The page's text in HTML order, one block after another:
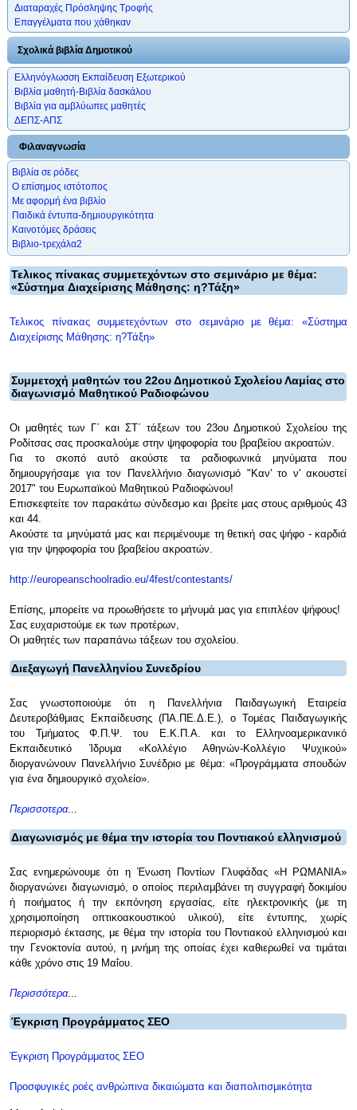
Διαταραχές Πρόσληψης Τροφής
Επαγγέλματα που χάθηκαν
Σχολικά βιβλία Δημοτικού
Ελληνόγλωσση Εκπαίδευση Εξωτερικού
Βιβλία μαθητή-Βιβλία δασκάλου
Βιβλία για αμβλύωπες μαθητές
ΔΕΠΣ-ΑΠΣ
Φιλαναγνωσία
Βιβλία σε ρόδες
Ο επίσημος ιστότοπος
Με αφορμή ένα βιβλίο
Παιδικά έντυπα-δημιουργικότητα
Καινοτόμες δράσεις
Βιβλιο-τρεχάλα2
Τελικος πίνακας συμμετεχόντων στο σεμινάριο με θέμα:
«Σύστημα Διαχείρισης Μάθησης: η?Τάξη»
Τελικος πίνακας συμμετεχόντων στο σεμινάριο με θέμα: «Σύστημα
Διαχείρισης Μάθησης: η?Τάξη»
Συμμετοχή μαθητών του 22ου Δημοτικού Σχολείου Λαμίας στο
διαγωνισμό Μαθητικού Ραδιοφώνου
Οι μαθητές των Γ΄ και ΣΤ΄ τάξεων του 23ου Δημοτικού Σχολείου της
Ροδίτσας σας προσκαλούμε στην ψηφοφορία του βραβείου ακροατών.
Για το σκοπό αυτό ακούστε τα ραδιοφωνικά μηνύματα που
δημιουργήσαμε για τον Πανελλήνιο διαγωνισμό "Καν' το ν' ακουστεί
2017" του Ευρωπαϊκού Μαθητικού Ραδιοφώνου!
Επισκεφτείτε τον παρακάτω σύνδεσμο και βρείτε μας στους αριθμούς 43
και 44.
Ακούστε τα μηνύματά μας και περιμένουμε τη θετική σας ψήφο - καρδιά
για την ψηφοφορία του βραβείου ακροατών.
http://europeanschoolradio.eu/4fest/contestants/
Επίσης, μπορείτε να προωθήσετε το μήνυμά μας για επιπλέον ψήφους!
Σας ευχαριστούμε εκ των προτέρων,
Οι μαθητές των παραπάνω τάξεων του σχολείου.
Διεξαγωγή Πανελληνίου Συνεδρίου
Σας γνωστοποιούμε ότι η Πανελλήνια Παιδαγωγική Εταιρεία
Δευτεροβάθμιας Εκπαίδευσης (ΠΑ.ΠΕ.Δ.Ε.), ο Τομέας Παιδαγωγικής
του Τμήματος Φ.Π.Ψ. του Ε.Κ.Π.Α. και το Ελληνοαμερικανικό
Εκπαιδευτικό Ίδρυμα «Κολλέγιο Αθηνών-Κολλέγιο Ψυχικού»
διοργανώνουν Πανελλήνιο Συνέδριο με θέμα: «Προγράμματα σπουδών
για ένα δημιουργικό σχολείο».
Περισσοτερα...
Διαγωνισμός με θέμα την ιστορία του Ποντιακού ελληνισμού
Σας ενημερώνουμε ότι η Ένωση Ποντίων Γλυφάδας «Η ΡΩΜΑΝΙΑ»
διοργανώνει διαγωνισμό, ο οποίος περιλαμβάνει τη συγγραφή δοκιμίου
ή ποιήματος ή την εκπόνηση εργασίας, είτε ηλεκτρονικής (με τη
χρησιμοποίηση οπτικοακουστικού υλικού), είτε έντυπης, χωρίς
περιορισμό έκτασης, με θέμα την ιστορία του Ποντιακού ελληνισμού και
την Γενοκτονία αυτού, η μνήμη της οποίας έχει καθιερωθεί να τιμάται
κάθε χρόνο στις 19 Μαΐου.
Περισσότερα...
Έγκριση Προγράμματος ΣΕΟ
Έγκριση Προγράμματος ΣΕΟ
Προσφυγικές ροές ανθρώπινα δικαιώματα και διαπολιτισμικότητα